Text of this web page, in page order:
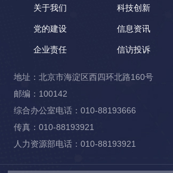
关于我们 科技创新
党的建设 信息资讯
企业责任 信访投诉
地址：北京市海淀区西四环北路160号
邮编：100142
综合办公室电话：010-88193666
传真：010-88193921
人力资源部电话：010-88193921